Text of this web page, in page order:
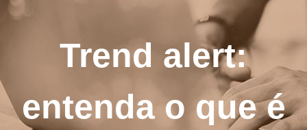
Trend alert:
entenda o que é